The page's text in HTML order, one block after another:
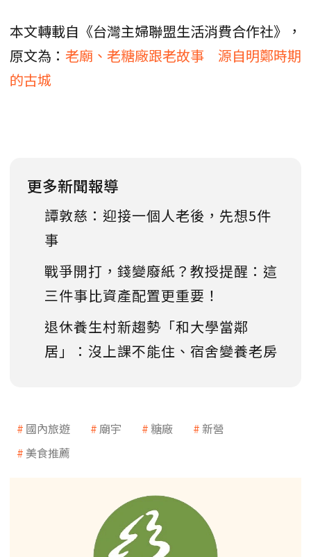
本文轉載自《台灣主婦聯盟生活消費合作社》，
原文為： 老廟、老糖廠跟老故事 源自明鄭時期
的古城
更多新聞報導
譚敦慈：迎接一個人老後，先想5件
事
戰爭開打，錢變廢紙？教授提醒：這
三件事比資產配置更重要！
退休養生村新趨勢「和大學當鄰
居」：沒上課不能住、宿舍變養老房
國內旅遊 廟宇 糖廠
新營
美食推薦